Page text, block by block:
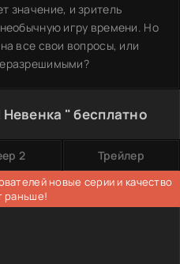
значение, и зритель
игру времени. Но
все свои вопросы, или
" бесплатно
2 Трейлер
новые серии и качество
раньше!